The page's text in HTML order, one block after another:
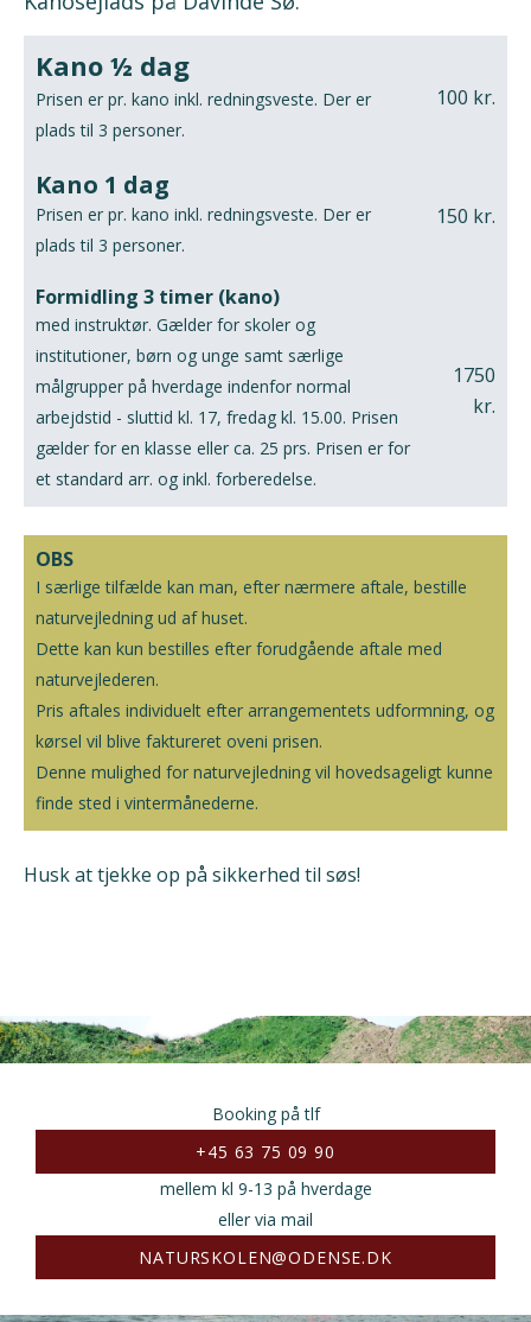
Kano ½ dag
Prisen er pr. kano inkl. redningsveste. Der er
plads til 3 personer.
100 kr.
Kano 1 dag
Prisen er pr. kano inkl. redningsveste. Der er
plads til 3 personer.
150 kr.
Formidling 3 timer (kano)
med instruktør. Gælder for skoler og
institutioner, børn og unge samt særlige
målgrupper på hverdage indenfor normal
arbejdstid - sluttid kl. 17, fredag kl. 15.00. Prisen
gælder for en klasse eller ca. 25 prs. Prisen er for
et standard arr. og inkl. forberedelse.
1750
kr.
OBS
I særlige tilfælde kan man, efter nærmere aftale, bestille
naturvejledning ud af huset.
Dette kan kun bestilles efter forudgående aftale med
naturvejlederen.
Pris aftales individuelt efter arrangementets udformning, og
kørsel vil blive faktureret oveni prisen.
Denne mulighed for naturvejledning vil hovedsageligt kunne
finde sted i vintermånederne.
Husk at tjekke op på sikkerhed til søs!
Booking på tlf
+45 63 75 09 90
mellem kl 9-13 på hverdage
eller via mail
NATURSKOLEN@ODENSE.DK